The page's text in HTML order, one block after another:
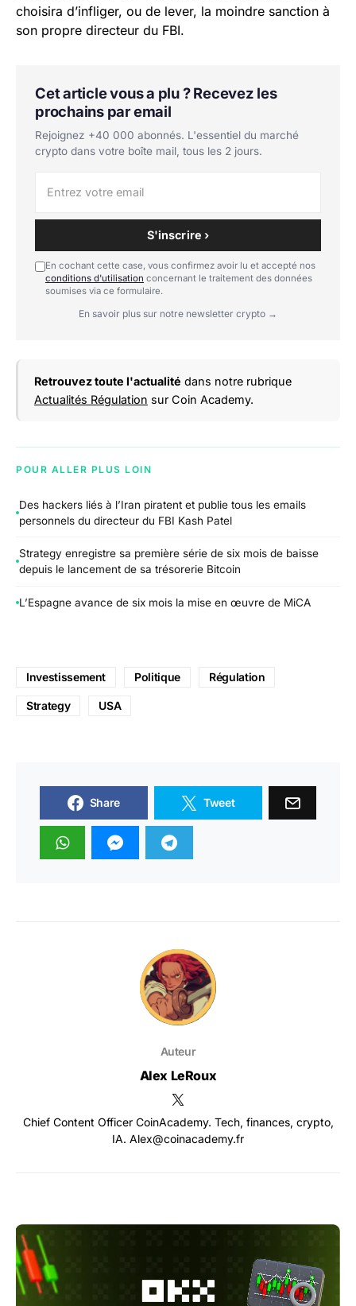
choisira d’infliger, ou de lever, la moindre sanction à
son propre directeur du FBI.
Cet article vous a plu ? Recevez les
prochains par email
Rejoignez +40 000 abonnés. L'essentiel du marché
crypto dans votre boîte mail, tous les 2 jours.
S'inscrire ›
En cochant cette case, vous confirmez avoir lu et accepté nos
conditions d'utilisation concernant le traitement des données
soumises via ce formulaire.
En savoir plus sur notre newsletter crypto →
Retrouvez toute l'actualité dans notre rubrique
Actualités Régulation sur Coin Academy.
POUR ALLER PLUS LOIN
Des hackers liés à l’Iran piratent et publie tous les emails
personnels du directeur du FBI Kash Patel
Strategy enregistre sa première série de six mois de baisse
depuis le lancement de sa trésorerie Bitcoin
L’Espagne avance de six mois la mise en œuvre de MiCA
Investissement Politique Régulation
Strategy USA
Share Tweet
Auteur
Alex LeRoux
Chief Content Officer CoinAcademy. Tech, finances, crypto,
IA. Alex@coinacademy.fr